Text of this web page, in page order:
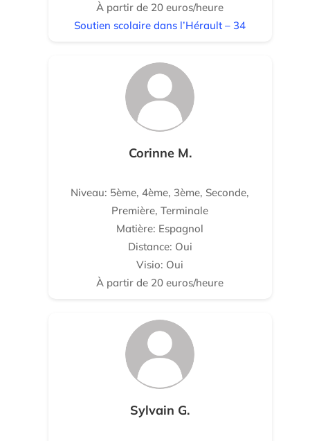
À partir de 20 euros/heure
Soutien scolaire dans l’Hérault – 34
Corinne M.
Niveau: 5ème, 4ème, 3ème, Seconde,
Première, Terminale
Matière: Espagnol
Distance: Oui
Visio: Oui
À partir de 20 euros/heure
Sylvain G.